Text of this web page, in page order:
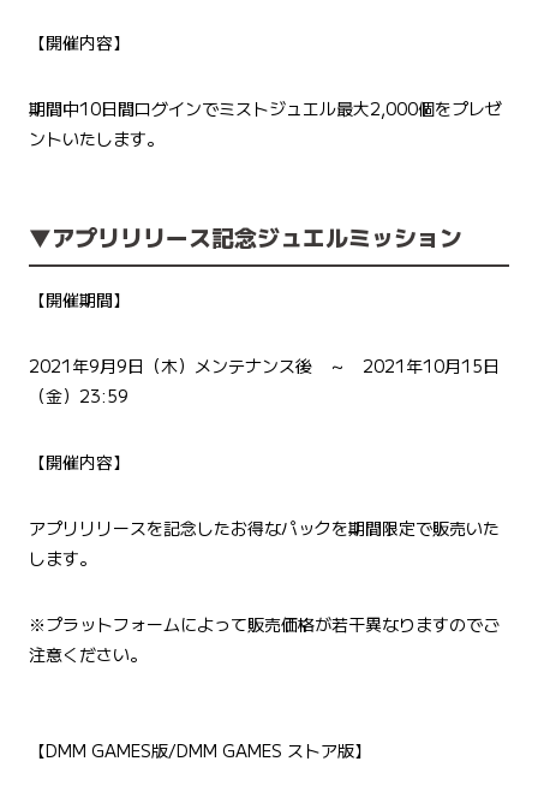
【開催内容】
期間中10日間ログインでミストジュエル最大2,000個をプレゼ
ントいたします。
▼アプリリリース記念ジュエルミッション
【開催期間】
2021年9月9日（木）メンテナンス後 ～ 2021年10月15日
（金）23:59
【開催内容】
アプリリリースを記念したお得なパックを期間限定で販売いた
します。
※プラットフォームによって販売価格が若干異なりますのでご
注意ください。
【DMM GAMES版/DMM GAMES ストア版】